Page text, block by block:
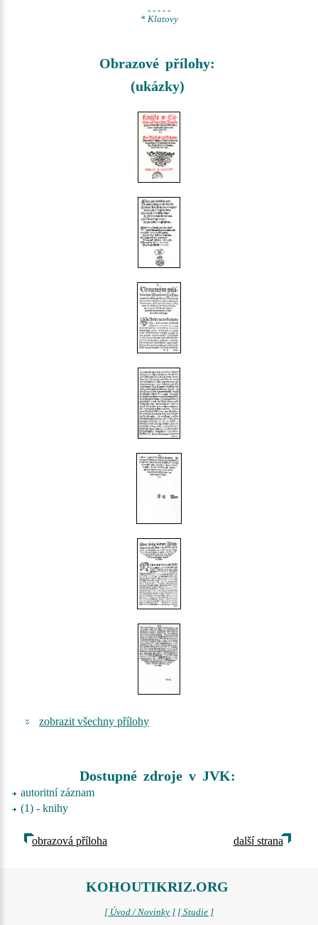
- - - - -
* Klatovy
Obrazové přílohy:
(ukázky)
zobrazit všechny přílohy
Dostupné zdroje v JVK:
autoritní záznam
(1) - knihy
obrazová příloha další strana
KOHOUTIKRIZ.ORG
[ Úvod / Novinky ] [ Studie ]